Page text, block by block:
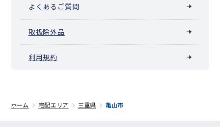
よくあるご質問
取扱除外品
利用規約
ホーム 宅配エリア 三重県 亀山市